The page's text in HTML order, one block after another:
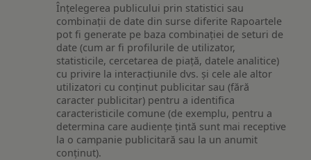
Înțelegerea publicului prin statistici sau
combinații de date din surse diferite Rapoartele
pot fi generate pe baza combinației de seturi de
date (cum ar fi profilurile de utilizator,
statisticile, cercetarea de piață, datele analitice)
cu privire la interacțiunile dvs. și cele ale altor
utilizatori cu conținut publicitar sau (fără
caracter publicitar) pentru a identifica
caracteristicile comune (de exemplu, pentru a
determina care audiențe țintă sunt mai receptive
la o campanie publicitară sau la un anumit
conținut).